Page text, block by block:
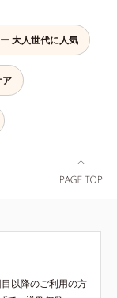
ラニンメタボ(*3)”に
、澄みわたる美肌を
メラニンの生成を
バカスを防ぐ*2 年
メラニンが過剰に
大人世代に人気
ア
以降のご利用の方